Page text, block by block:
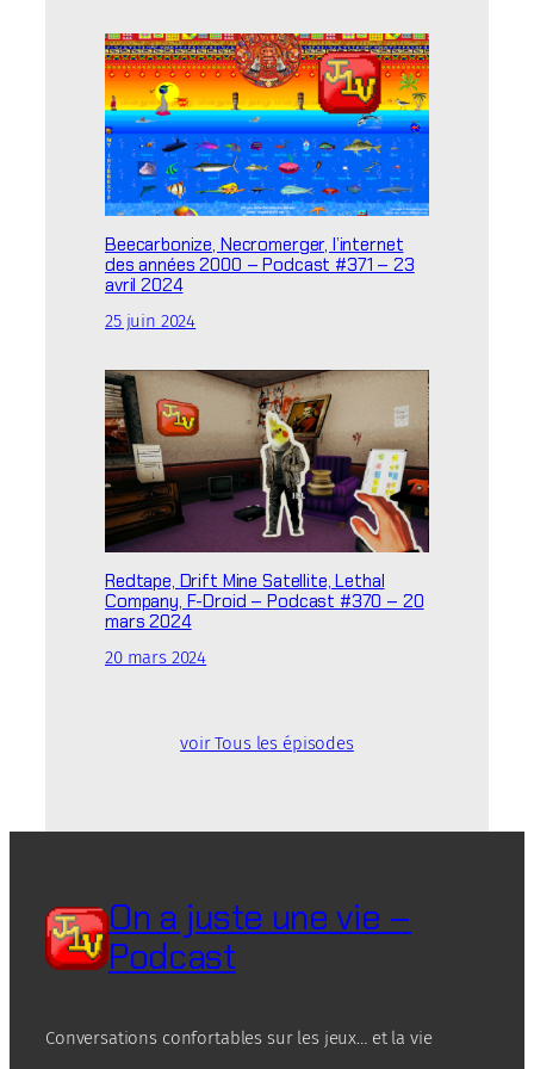
Beecarbonize, Necromerger, l’internet
des années 2000 – Podcast #371 – 23
avril 2024
25 juin 2024
Redtape, Drift Mine Satellite, Lethal
Company, F-Droid – Podcast #370 – 20
mars 2024
20 mars 2024
voir Tous les épisodes
On a juste une vie –
Podcast
Conversations confortables sur les jeux… et la vie